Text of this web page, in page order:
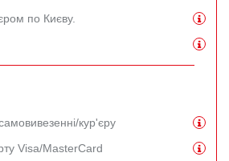
по Києву.
кур'єру
Visa/MasterCard